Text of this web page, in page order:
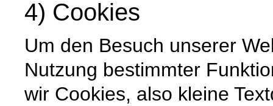
4) Cookies
Um den Besuch unserer
Nutzung bestimmter
wir Cookies, also kleine